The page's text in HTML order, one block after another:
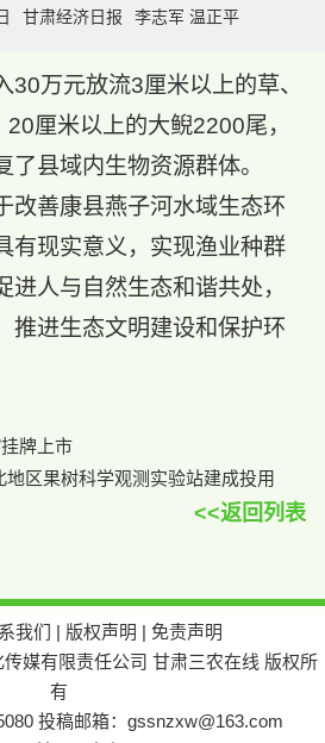
甘肃经济日报 李志军 温正平
30万元放流3厘米以上的草、
厘米以上的大鲵2200尾，
了县域内生物资源群体。
改善康县燕子河水域生态环
有现实意义，实现渔业种群
进人与自然生态和谐共处，
推进生态文明建设和保护环
牌上市
地区果树科学观测实验站建成投用
<<返回列表
我们 | 版权声明 | 免责声明
媒有限责任公司 甘肃三农在线 版权所
有
投稿邮箱：gssnzxw@163.com